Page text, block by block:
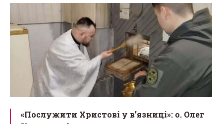
«Послужити Христові у вʼязниці»: о. Олег